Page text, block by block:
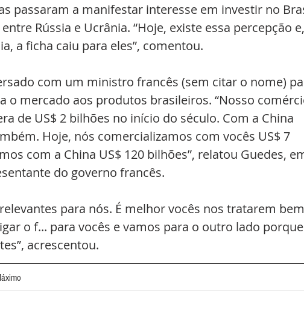
passaram a manifestar interesse em investir no
Rússia e Ucrânia. “Hoje, existe essa percepção
a ficha caiu para eles”, comentou.
com um ministro francês (sem citar o nome)
o mercado aos produtos brasileiros. “Nosso
de US$ 2 bilhões no início do século. Com a China
Hoje, nós comercializamos com vocês US$ 7
com a China US$ 120 bilhões”, relatou Guedes,
do governo francês.
para nós. É melhor vocês nos tratarem
o f... para vocês e vamos para o outro lado
acrescentou.